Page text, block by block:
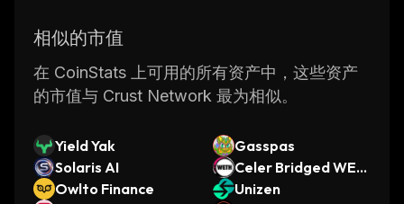
相似的市值
在 CoinStats 上可用的所有资产中，这些资产
的市值与 Crust Network 最为相似。
Yield Yak
Gasspas
Solaris AI
Celer Bridged WET
H (Astar)
Owlto Finance
Unizen